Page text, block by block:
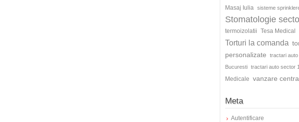
Masaj Iulia sisteme
Stomatologie
termoizolatii Tesa Medical
Torturi la comanda
personalizate
tractari auto
Bucuresti tractari auto sector
Medicale vanzare
Meta
Autentificare